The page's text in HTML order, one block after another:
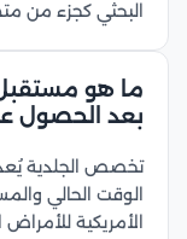
البحثي كجزء من
ما هو
بعد الحصول
تخصص الجلدية
الوقت الحالي
الأمريكية للأمراض